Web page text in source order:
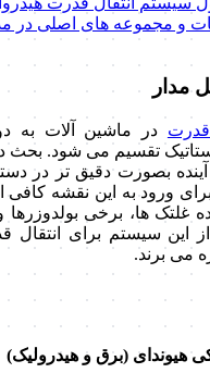
و مجموعه های اصلی در
مدار
در ماشین آلات به
تقسیم می شود. بحث
بصورت دقیق تر در
برای ورود به این نقشه
غلتک ها، برخی بولدوزرها
این سیستم برای انتقال
می برند.
هیوندای (برق و هیدرولیک)